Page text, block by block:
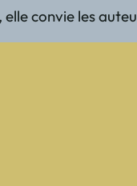
convie les